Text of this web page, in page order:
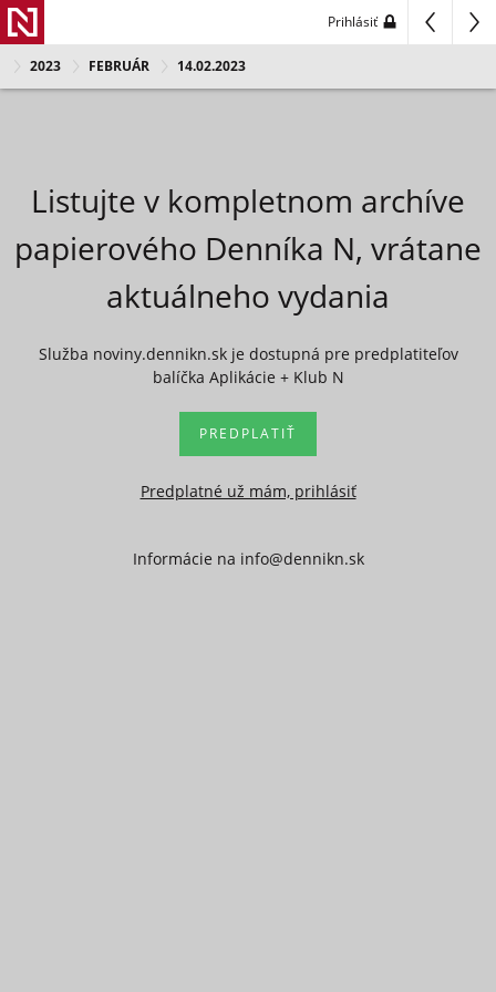
Prihlásiť
2023 FEBRUÁR 14.02.2023
Listujte v kompletnom archíve
papierového Denníka N, vrátane
aktuálneho vydania
Služba noviny.dennikn.sk je dostupná pre predplatiteľov
balíčka Aplikácie + Klub N
PREDPLATIŤ
Predplatné už mám, prihlásiť
Informácie na info@dennikn.sk